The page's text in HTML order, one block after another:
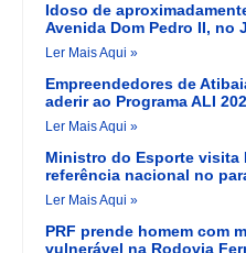
Idoso de
Avenida Dom Pedro II, no
Ler Mais Aqui »
Empreendedores de
aderir ao Programa ALI
Ler Mais Aqui »
Ministro do Esporte visita
referência nacional no
Ler Mais Aqui »
PRF prende homem com
vulnerável na Rodovia